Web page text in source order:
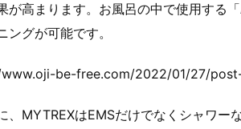
が高まります。お風呂の中で使用する
ングが可能です。
be-free.com/2022/01/27/
、MYTREXはEMSだけでなくシャワー